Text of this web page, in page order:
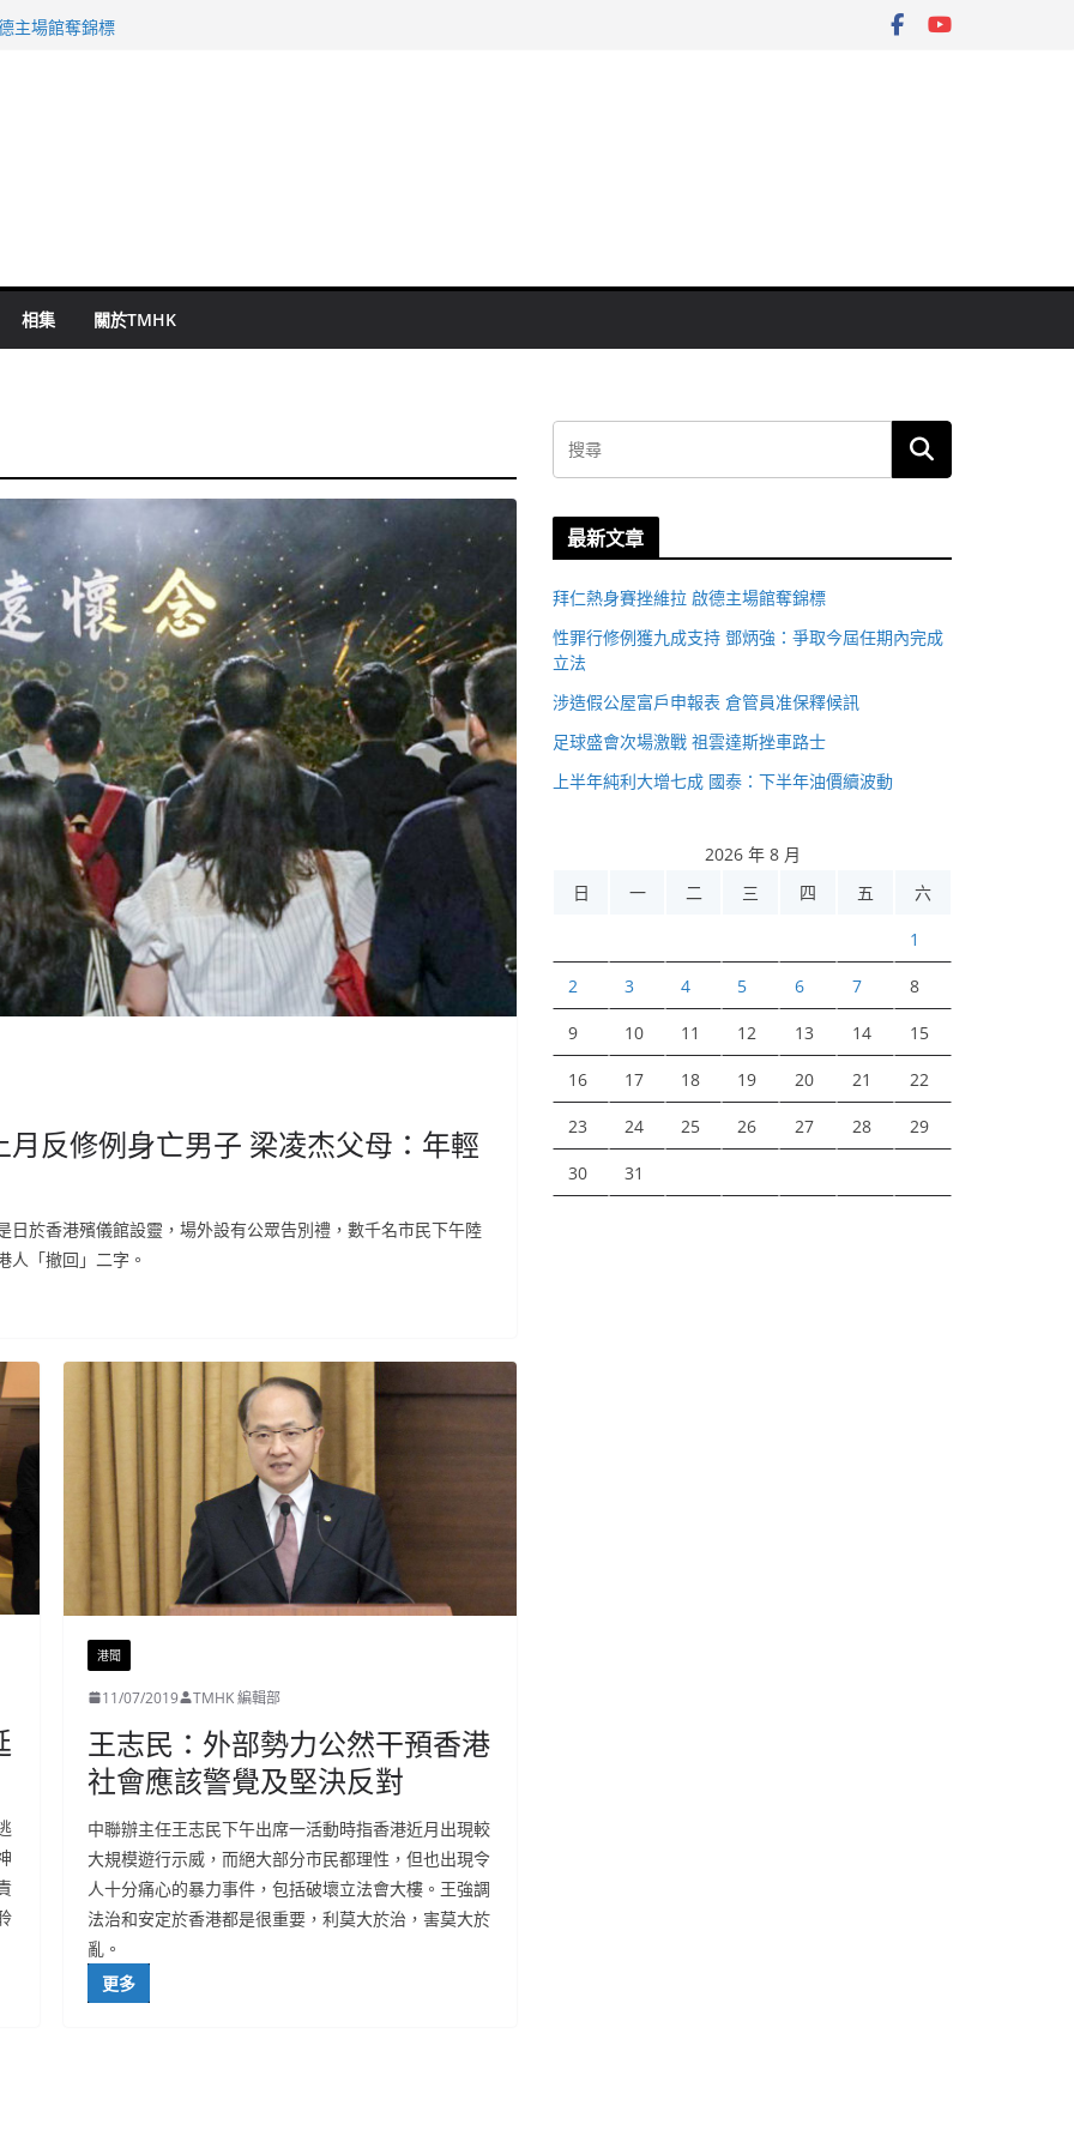
泰：下半年油價續波動
相集 關於TMHK
反修例身亡男子 梁凌杰父母：年輕
於香港殯儀館設靈，場外設有公眾告別禮，數千名市民下午陸
人「撤回」二字。
港聞
11/07/2019 TMHK 編輯部
王志民：外部勢力公然干預香港
社會應該警覺及堅決反對
中聯辦主任王志民下午出席一活動時指香港近月出現較
大規模遊行示威，而絕大部分市民都理性，但也出現令
人十分痛心的暴力事件，包括破壞立法會大樓。王強調
法治和安定於香港都是很重要，利莫大於治，害莫大於
亂。
更多
最新文章
拜仁熱身賽挫維拉 啟德主場館奪錦標
性罪行修例獲九成支持 鄧炳強：爭取今屆任期內完成
立法
涉造假公屋富戶申報表 倉管員准保釋候訊
足球盛會次場激戰 祖雲達斯挫車路士
上半年純利大增七成 國泰：下半年油價續波動
2026 年 8 月
日
一 二 三 四 五 六
1
2 3 4 5 6 7 8
9 10 11 12 13 14 15
16 17 18 19 20 21 22
23 24 25 26 27 28 29
30 31